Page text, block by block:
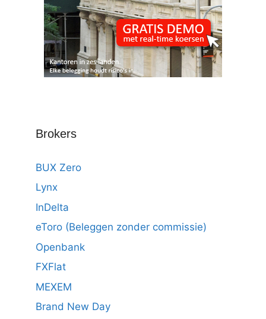
Brokers
BUX Zero
Lynx
InDelta
eToro (Beleggen zonder commissie)
Openbank
FXFlat
MEXEM
Brand New Day